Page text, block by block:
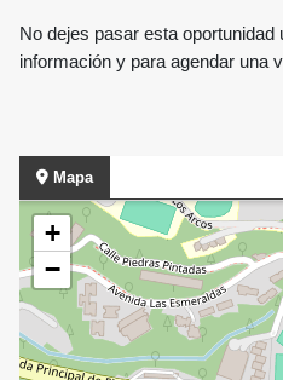
No dejes pasar esta
información y para agendar una
Mapa
+
−